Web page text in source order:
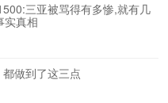
三亚被骂得有多惨,就有几
实真相
做到了这三点